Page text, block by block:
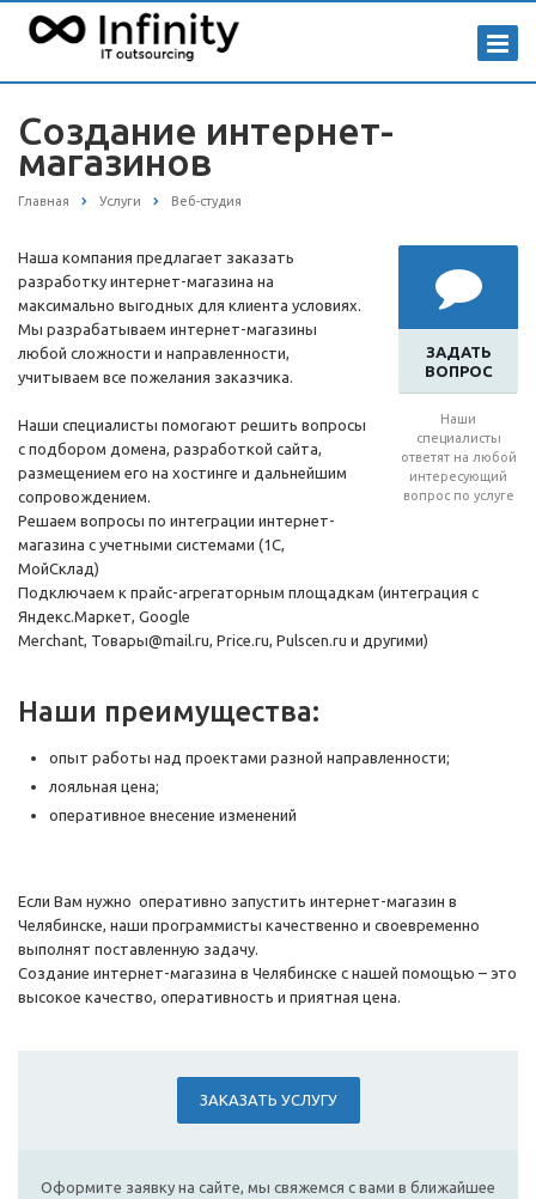
Создание интернет-
магазинов
Главная Услуги Веб-студия
ЗАДАТЬ
ВОПРОС
Наши
специалисты
ответят на любой
интересующий
вопрос по услуге
Наша компания предлагает заказать
разработку интернет-магазина на
максимально выгодных для клиента условиях.
Мы разрабатываем интернет-магазины
любой сложности и направленности,
учитываем все пожелания заказчика.
Наши специалисты помогают решить вопросы
с подбором домена, разработкой сайта,
размещением его на хостинге и дальнейшим
сопровождением.
Решаем вопросы по интеграции интернет-
магазина с учетными системами (1С,
МойСклад)
Подключаем к прайс-агрегаторным площадкам (интеграция с
Яндекс.Маркет, Google
Merchant, Товары@mail.ru, Price.ru, Pulscen.ru и другими)
Наши преимущества:
опыт работы над проектами разной направленности;
лояльная цена;
оперативное внесение изменений
Если Вам нужно оперативно запустить интернет-магазин в
Челябинске, наши программисты качественно и своевременно
выполнят поставленную задачу.
Создание интернет-магазина в Челябинске с нашей помощью – это
высокое качество, оперативность и приятная цена.
ЗАКАЗАТЬ УСЛУГУ
Оформите заявку на сайте, мы свяжемся с вами в ближайшее